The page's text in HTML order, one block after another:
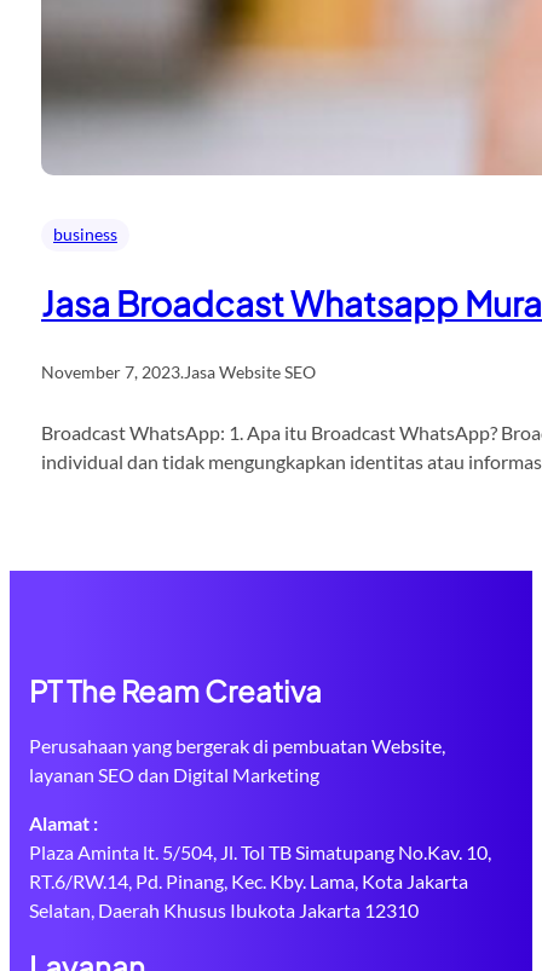
business
Jasa Broadcast Whatsapp
November 7, 2023.Jasa Website SEO
Broadcast WhatsApp: 1. Apa itu Broadcast WhatsApp?
individual dan tidak mengungkapkan identitas atau
PT The Ream Creativa
Perusahaan yang bergerak di pembuatan Website,
layanan SEO dan Digital Marketing
Alamat :
Plaza Aminta lt. 5/504, Jl. Tol TB Simatupang No.Kav. 10,
RT.6/RW.14, Pd. Pinang, Kec. Kby. Lama, Kota Jakarta
Selatan, Daerah Khusus Ibukota Jakarta 12310